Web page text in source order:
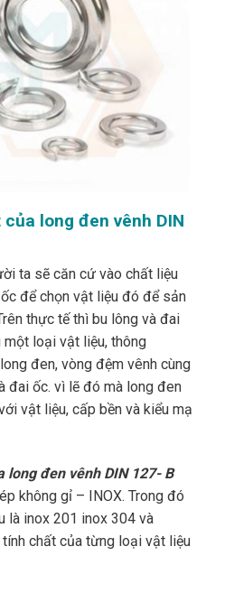
long đen vênh DIN
ta sẽ căn cứ vào chất liệu
để chọn vật liệu đó để sản
thực tế thì bu lông và đai
loại vật liệu, thông
đen, vòng đệm vênh cùng
đai ốc. vì lẽ đó mà long đen
vật liệu, cấp bền và kiểu mạ
long đen vênh DIN 127- B
không gỉ – INOX. Trong đó
là inox 201 inox 304 và
chất của từng loại vật liệu